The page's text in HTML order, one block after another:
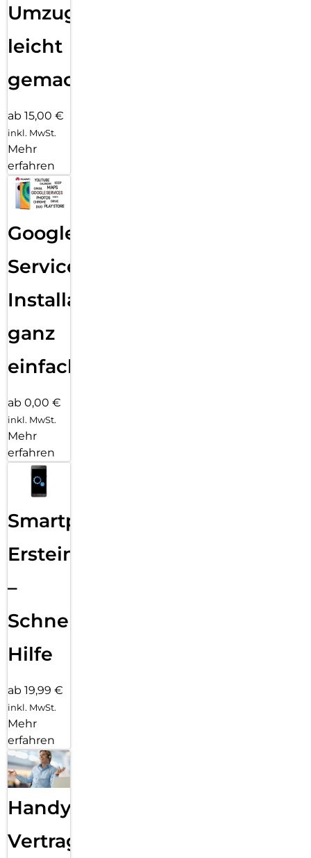
Umzug
leicht
gemacht!
ab 15,00 €
inkl. MwSt.
Mehr
erfahren
Google
Services
Installation
ganz
einfach
ab 0,00 €
inkl. MwSt.
Mehr
erfahren
Smartphone
Ersteinrichtung
–
Schnelle
Hilfe
ab 19,99 €
inkl. MwSt.
Mehr
erfahren
Handy
Vertragsabwicklung